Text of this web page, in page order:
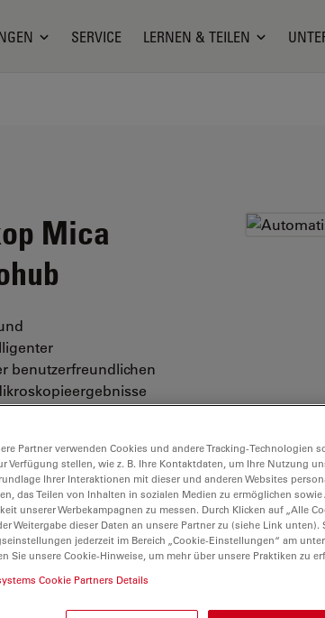
SERVICE LERNEN & TEILEN
Mica
benutzerfreundlichen
mit Lebendzellen
Systeme und
übersehen wurden.
den Fokus während
Sie die
bei
an
VORTEILE
einen minimalen
Ergebnisse, so
Partner verwenden Cookies und andere Tracking-Technologien
Verfügung stellen, wie z. B. Ihre Kontaktdaten, um Ihre Nutzung
Ihrer Interaktionen mit dieser und anderen Websites
das Teilen von Inhalten in sozialen Medien zu ermöglichen
unserer Werbekampagnen zu messen. Durch Klicken auf „Alle
Weitergabe dieser Daten an unsere Partner zu (siehe Link unten).
jederzeit im Bereich „Cookie-Einstellungen“ am
Sie unsere Cookie-Hinweise, um mehr über unsere Praktiken zu
Cookie Partners Details